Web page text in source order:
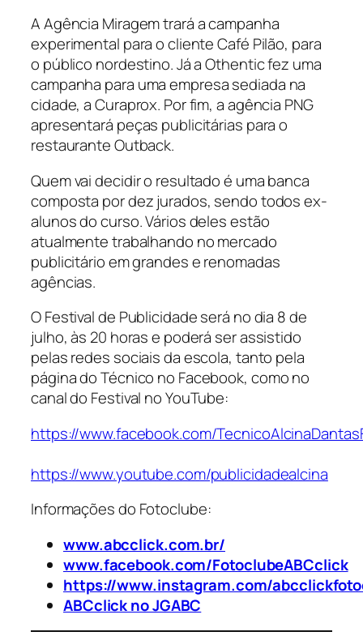
A Agência Miragem trará a campanha
experimental para o cliente Café Pilão, para
o público nordestino. Já a Othentic fez uma
campanha para uma empresa sediada na
cidade, a Curaprox. Por fim, a agência PNG
apresentará peças publicitárias para o
restaurante Outback.
Quem vai decidir o resultado é uma banca
composta por dez jurados, sendo todos ex-
alunos do curso. Vários deles estão
atualmente trabalhando no mercado
publicitário em grandes e renomadas
agências.
O Festival de Publicidade será no dia 8 de
julho, às 20 horas e poderá ser assistido
pelas redes sociais da escola, tanto pela
página do Técnico no Facebook, como no
canal do Festival no YouTube:
https://www.facebook.com/
https://www.youtube.com/publicidadealcina
Informações do Fotoclube:
www.abcclick.com.br/
www.facebook.com/FotoclubeABCclick
https://www.instagram.com/
ABCclick no JGABC